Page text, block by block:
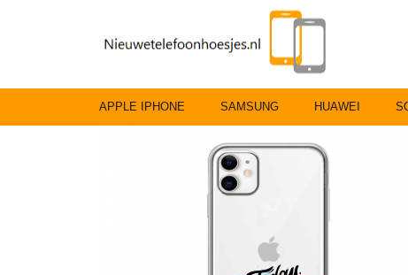
APPLE IPHONE SAMSUNG HUAWEI